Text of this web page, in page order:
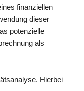
finanziellen
dieser
potenzielle
als
Hierbei